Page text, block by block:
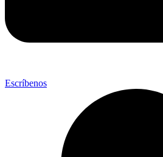
Escríbenos